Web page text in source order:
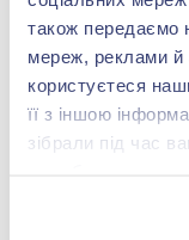
також передаємо
мереж, реклами й
користуєтеся
її з іншою
зібрали під час